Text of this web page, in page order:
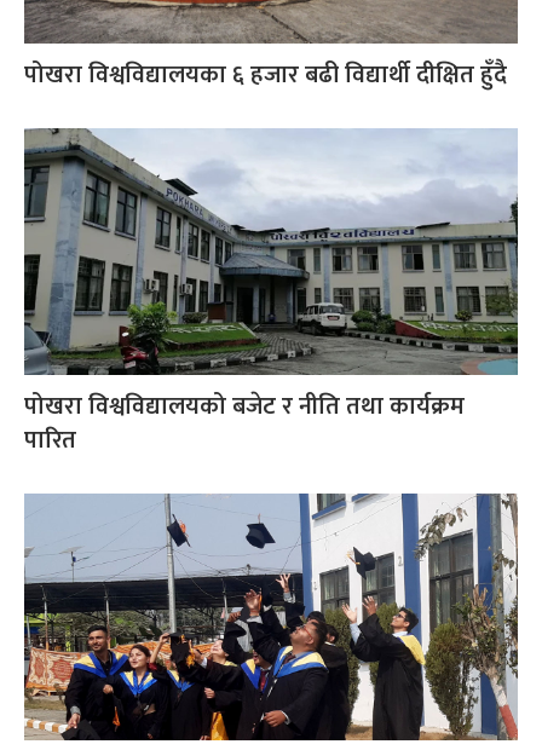
पोखरा विश्वविद्यालयका ६ हजार बढी विद्यार्थी दीक्षित हुँदै
पोखरा विश्वविद्यालयको बजेट र नीति तथा कार्यक्रम
पारित